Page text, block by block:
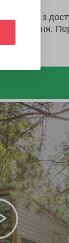
з
враження.